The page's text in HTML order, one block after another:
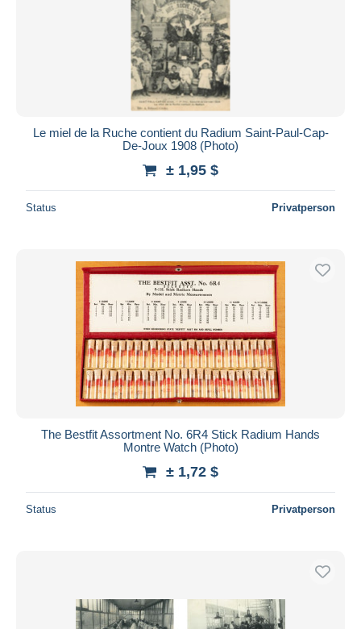
Le miel de la Ruche contient du Radium Saint-Paul-Cap-
De-Joux 1908 (Photo)
± 1,95 $
Status Privatperson
The Bestfit Assortment No. 6R4 Stick Radium Hands
Montre Watch (Photo)
± 1,72 $
Status Privatperson